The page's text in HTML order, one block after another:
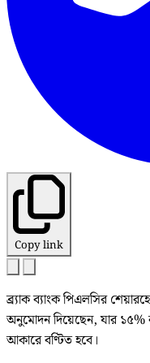
Copy link
ব্র্যাক ব্যাংক পিএলসির
অনুমোদন দিয়েছেন, যার ১৫%
আকারে বণ্টিত হবে।